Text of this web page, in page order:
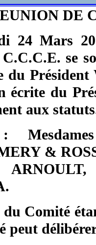
DE
24 Mars
se
du
écrite du
aux
&
du Comité
peut